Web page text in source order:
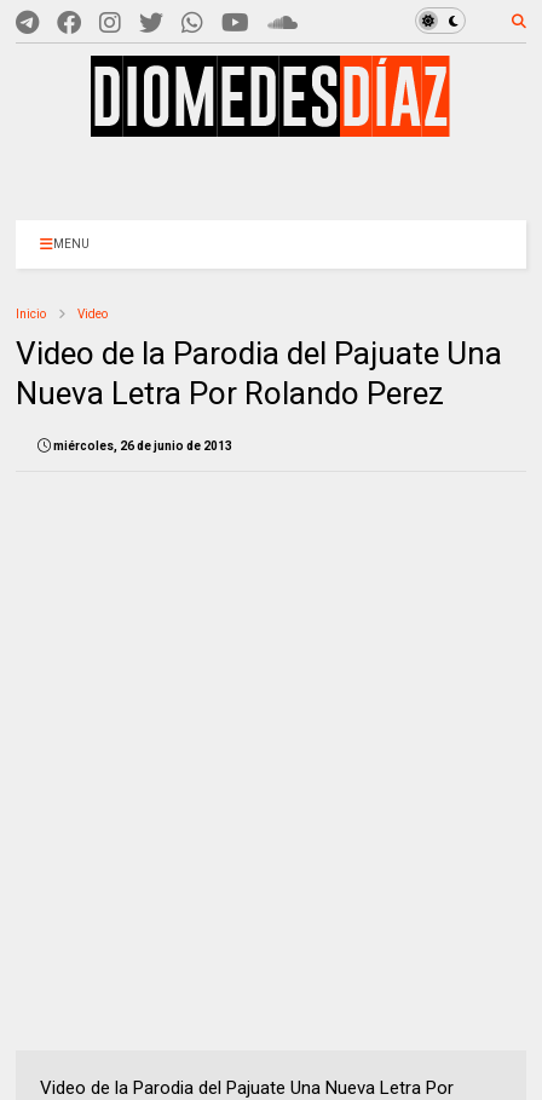
MENU
Inicio Video
Video de la Parodia del Pajuate Una
Nueva Letra Por Rolando Perez
miércoles, 26 de junio de 2013
Video de la Parodia del Pajuate Una Nueva Letra Por